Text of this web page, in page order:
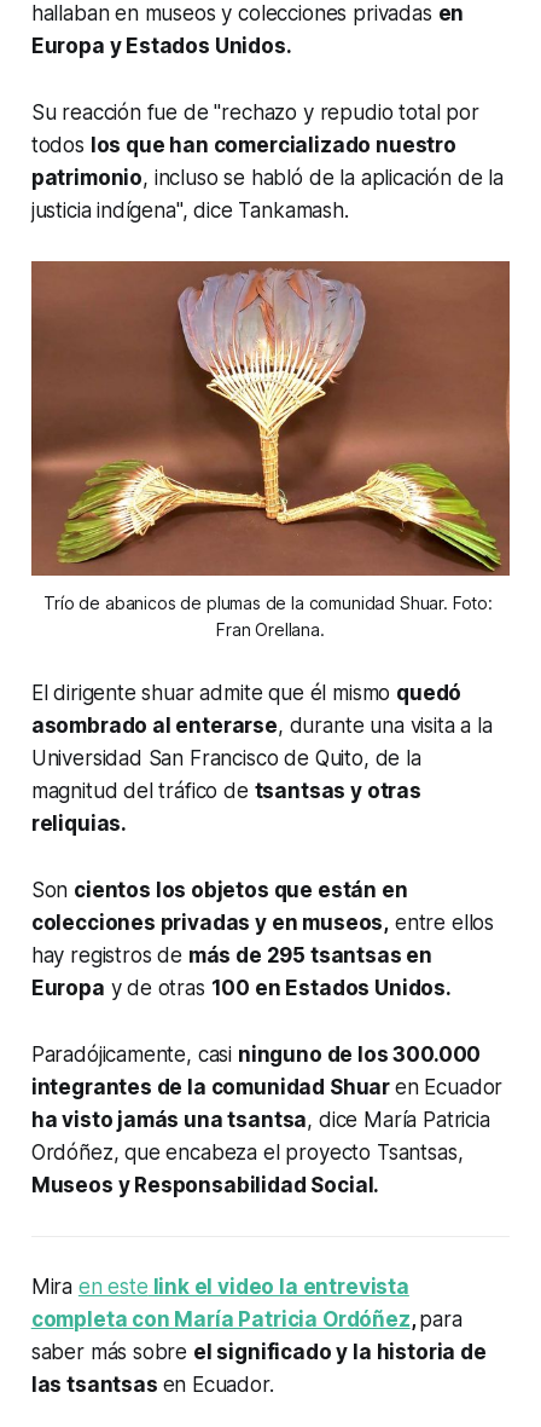
hallaban en museos y colecciones privadas en
Europa y Estados Unidos.
Su reacción fue de "rechazo y repudio total por
todos los que han comercializado nuestro
patrimonio, incluso se habló de la aplicación de la
justicia indígena", dice Tankamash.
Trío de abanicos de plumas de la comunidad Shuar. Foto:
Fran Orellana.
El dirigente shuar admite que él mismo quedó
asombrado al enterarse, durante una visita a la
Universidad San Francisco de Quito, de la
magnitud del tráfico de tsantsas y otras
reliquias.
Son cientos los objetos que están en
colecciones privadas y en museos, entre ellos
hay registros de más de 295 tsantsas en
Europa y de otras 100 en Estados Unidos.
Paradójicamente, casi ninguno de los 300.000
integrantes de la comunidad Shuar en Ecuador
ha visto jamás una tsantsa, dice María Patricia
Ordóñez, que encabeza el proyecto Tsantsas,
Museos y Responsabilidad Social.
Mira en este link el video la entrevista
completa con María Patricia Ordóñez,para
saber más sobre el significado y la historia de
las tsantsas en Ecuador.